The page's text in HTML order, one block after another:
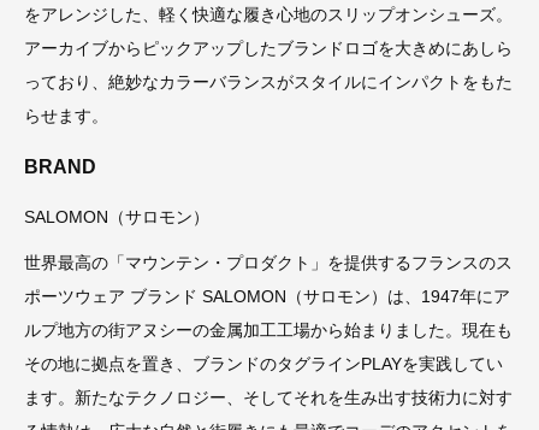
をアレンジした、軽く快適な履き心地のスリップオンシューズ。
アーカイブからピックアップしたブランドロゴを大きめにあしら
っており、絶妙なカラーバランスがスタイルにインパクトをもた
らせます。
BRAND
SALOMON（サロモン）
世界最高の「マウンテン・プロダクト」を提供するフランスのス
ポーツウェア ブランド SALOMON（サロモン）は、1947年にア
ルプ地方の街アヌシーの金属加工工場から始まりました。現在も
その地に拠点を置き、ブランドのタグラインPLAYを実践してい
ます。新たなテクノロジー、そしてそれを生み出す技術力に対す